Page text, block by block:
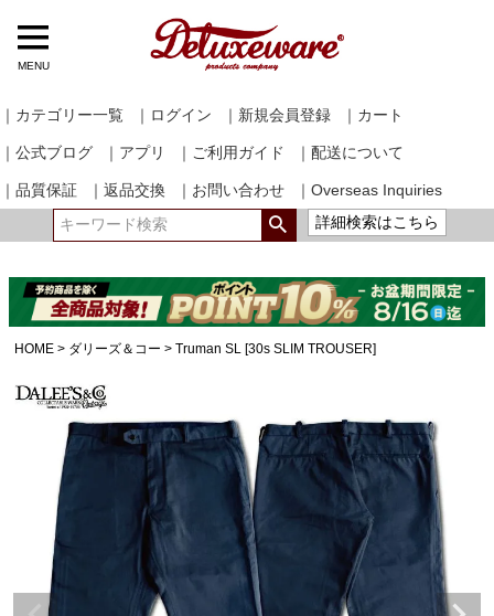
MENU
｜カテゴリー一覧 ｜ログイン ｜新規会員登録 ｜カート
｜公式ブログ ｜アプリ ｜ご利用ガイド ｜配送について
｜品質保証 ｜返品交換 ｜お問い合わせ
｜Overseas Inquiries
詳細検索はこちら
HOME ダリーズ＆コー Truman SL [30s SLIM TROUSER]